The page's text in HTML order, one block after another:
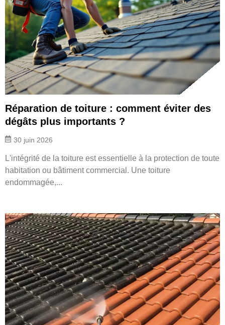
Réparation de toiture : comment éviter des
dégâts plus importants ?
30 juin 2026
L'intégrité de la toiture est essentielle à la protection de toute
habitation ou bâtiment commercial. Une toiture
endommagée,...